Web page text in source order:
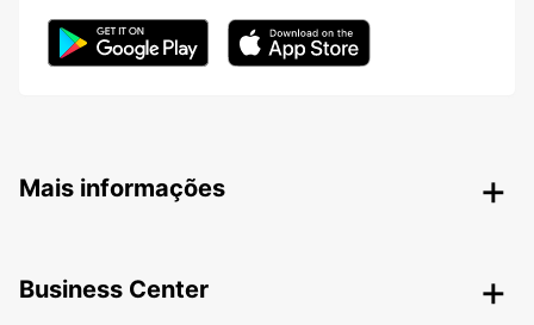
Mais informações
Business Center